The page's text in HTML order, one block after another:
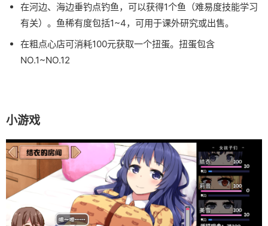
在河边、海边垂钓点钓鱼，可以获得1个鱼（难易度技能学习
有关）。鱼稀有度包括1~4，可用于课外研究或出售。
在粗点心店可消耗100元获取一个扭蛋。扭蛋包含
NO.1~NO.12
小游戏